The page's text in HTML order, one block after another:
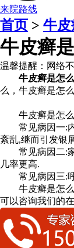
来院路线
首页 > 牛
牛皮癣
温馨提醒： 网络
牛皮癣是怎
么，牛皮癣是怎
牛皮癣是怎么
常见病因一:内
紊乱,继而引发银
常见病因二:家
几率更高.
常见病因三:呼
牛皮癣是怎么
可以咨询我们的